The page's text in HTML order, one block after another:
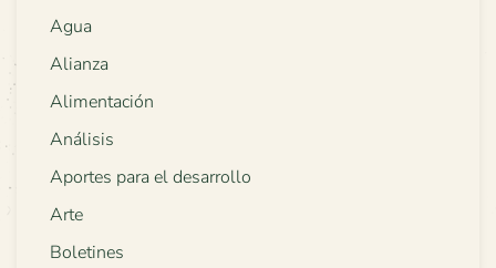
Agua
Alianza
Alimentación
Análisis
Aportes para el desarrollo
Arte
Boletines